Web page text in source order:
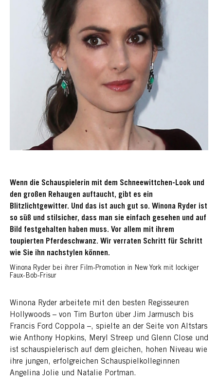
Wenn die Schauspielerin mit dem Schneewittchen-Look und
den großen Rehaugen auftaucht, gibt es ein
Blitzlichtgewitter. Und das ist auch gut so. Winona Ryder ist
so süß und stilsicher, dass man sie einfach gesehen und auf
Bild festgehalten haben muss. Vor allem mit ihrem
toupierten Pferdeschwanz. Wir verraten Schritt für Schritt
wie Sie ihn nachstylen können.
Winona Ryder bei ihrer Film-Promotion in New York mit lockiger
Faux-Bob-Frisur
Winona Ryder arbeitete mit den besten Regisseuren
Hollywoods – von Tim Burton über Jim Jarmusch bis
Francis Ford Coppola –, spielte an der Seite von Altstars
wie Anthony Hopkins, Meryl Streep und Glenn Close und
ist schauspielerisch auf dem gleichen, hohen Niveau wie
ihre jungen, erfolgreichen Schauspielkolleginnen
Angelina Jolie und Natalie Portman.